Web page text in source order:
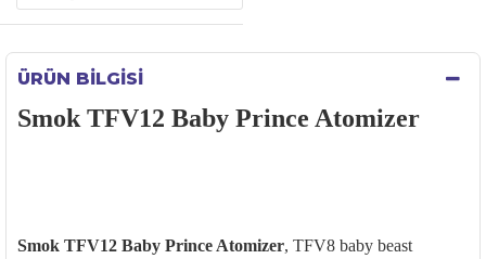
ÜRÜN BILGISI
Smok TFV12 Baby Prince Atomizer
Smok TFV12 Baby Prince Atomizer, TFV8 baby beast